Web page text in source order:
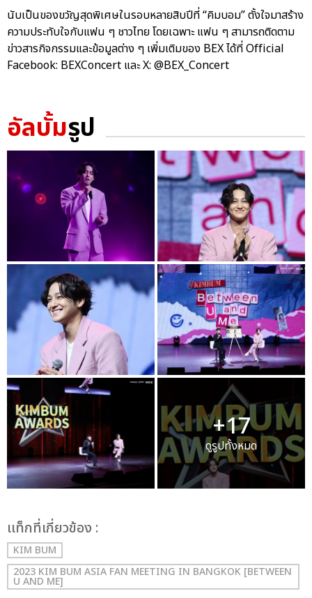
นับเป็นของขวัญสุดพิเศษในรอบหลายสิบปีที่ “คิมบอม” ตั้งใจมาสร้าง
ความประทับใจกับแฟน ๆ ชาวไทย โดยเฉพาะ แฟน ๆ สามารถติดตาม
ข่าวสารกิจกรรมและข้อมูลต่าง ๆ เพิ่มเติมของ BEX ได้ที่ Official
Facebook: BEXConcert และ X: @BEX_Concert
อัลบั้มรูป
+17
ดูรูปทั้งหมด
เเท็กที่เกี่ยวข้อง :
KIM BUM
2023 KIM BUM ASIA FAN MEETING IN BANGKOK [BETWEEN
U AND ME]